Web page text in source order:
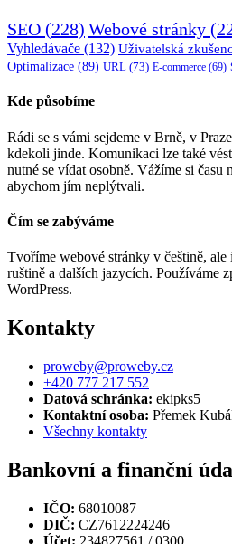
SEO (228) Webové stránky
Vyhledávače (132) Uživatelská
Optimalizace (89) URL (73) E-commerce (69)
Kde působíme
Rádi se s vámi sejdeme v Brně, v
kdekoli jinde. Komunikaci lze také
nutné se vídat osobně. Vážíme si času
abychom jím neplýtvali.
Čím se zabýváme
Tvoříme webové stránky v češtině,
ruštině a dalších jazycích. Používáme
WordPress.
Kontakty
proweby@proweby.cz
+420 777 217 552
Datová schránka: ekipks5
Kontaktní osoba: Přemek
Všechny kontakty
Bankovní a finanční
IČO: 68010087
DIČ: CZ7612224246
Účet: 234827561 / 0300